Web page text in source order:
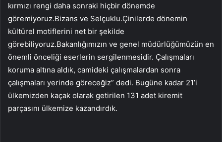
kırmızı rengi daha sonraki hiçbir dönemde
göremiyoruz.Bizans ve Selçuklu.Çinilerde dönemin
kültürel motiflerini net bir şekilde
görebiliyoruz.Bakanlığımızın ve genel müdürlüğümüzün en
önemli önceliği eserlerin sergilenmesidir. Çalışmaları
koruma altına aldık, camideki çalışmalardan sonra
çalışmaları yerinde göreceğiz” dedi. Bugüne kadar 21’i
ülkemizden kaçak olarak getirilen 131 adet kiremit
parçasını ülkemize kazandırdık.